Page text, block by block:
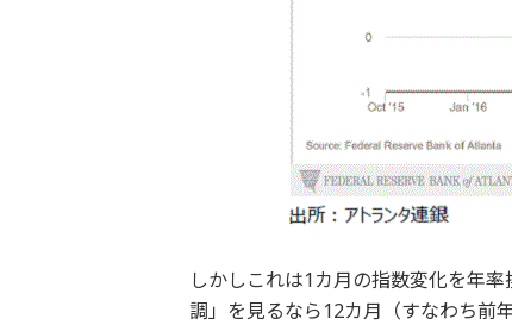
しかしこれは1カ月の指数変化を年
調」を見るなら12カ月（すなわち前